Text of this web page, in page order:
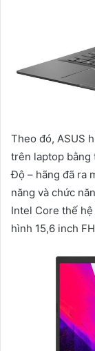
Theo đó, ASUS
trên laptop bằng
Độ – hãng đã ra
năng và chức
Intel Core thế hệ
hình 15,6 inch